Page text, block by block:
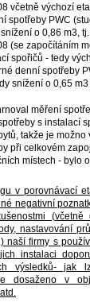
včetně výchozí
spotřeby PWC
o 0,86 m3,
(se započítáním
spořičů - tedy
denní spotřeby
snížení o 0,65
měření
s instalací
takže je
při celkovém
místech - bylo
v porovnávací
negativní
(včetně
nastavování
naší firmy s
instalaci
výsledků- jak
dosaženo v